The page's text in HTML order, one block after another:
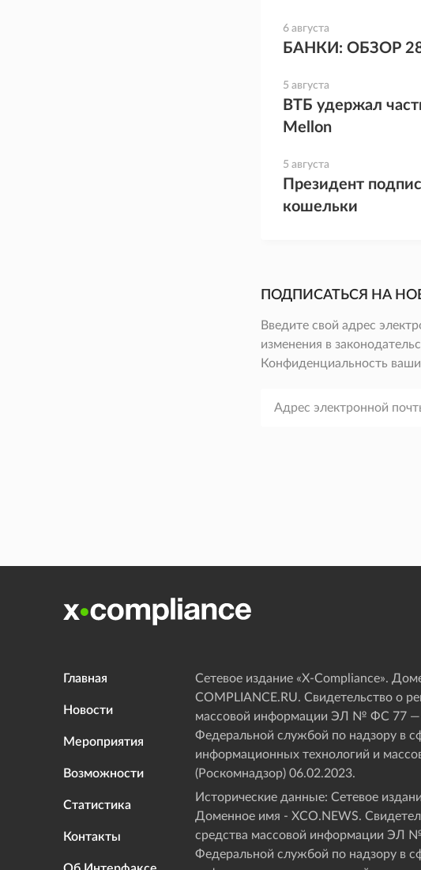
6 августа
БАНКИ: ОБЗОР
5 августа
ВТБ удержал
Mellon
5 августа
Президент
кошельки
ПОДПИСАТЬСЯ НА
Введите свой адрес
изменения в
Конфиденциальность
Главная
Новости
Мероприятия
Возможности
Статистика
Контакты
Сетевое издание «Х-Compliance».
COMPLIANCE.RU. Свидетельство о
массовой информации ЭЛ № ФС 77 —
Федеральной службой по надзору в
информационных технологий и
(Роскомнадзор) 06.02.2023.
Исторические данные: Сетевое
Доменное имя - XCO.NEWS.
средства массовой информации ЭЛ
Федеральной службой по надзору в